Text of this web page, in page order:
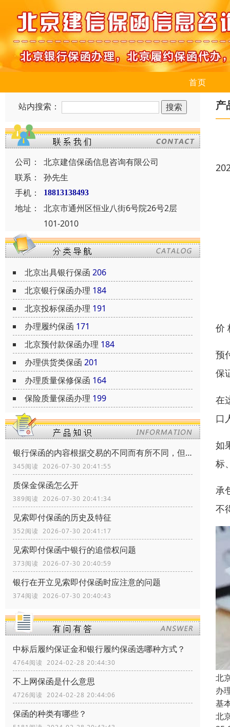
首页
站内搜索：
公司：
北京建信保函信息咨询有限公司
联系：
孙先生
手机：
18813138493
地址：
北京市通州区恒业八街6号院26号2层
101-2010
北京出具银行保函 206
北京银行保函办理 184
北京投标保函办理 191
办理履约保函 171
北京预付款保函办理 184
办理供货类保函 201
办理质量保修保函 164
保险质量保函办理 199
银行保函的内容根据交易的不同而有所不同，但通常包括以下内容
345阅读 2026-07-30 20:41:55
质保金保函怎么开
389阅读 2026-07-30 20:41:34
见索即付保函的历史及特征
352阅读 2026-07-30 20:41:17
见索即付保函中银行的追偿权问题
373阅读 2026-07-30 20:40:59
银行在开立见索即付保函时应注意的问题
374阅读 2026-07-30 20:40:43
中标后履约保证金和银行履约保函选哪种方式？
4764阅读 2024-02-28 20:44:30
不上网保函是什么意思
4726阅读 2024-02-28 20:44:06
保函的种类有哪些？
产
价
预
保
在
口
如
标
承
不
北
办
基
北